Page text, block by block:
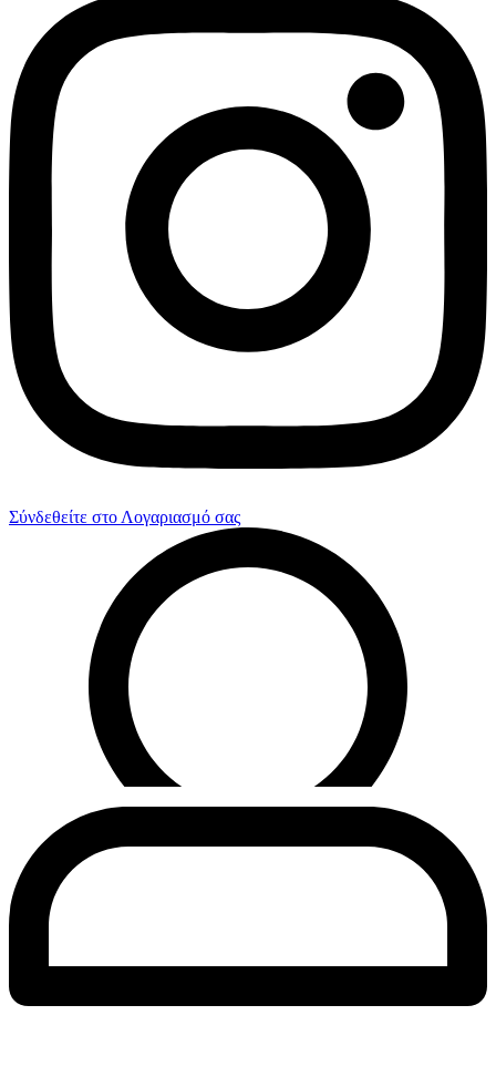
Σύνδεθείτε στο Λογαριασμό σας